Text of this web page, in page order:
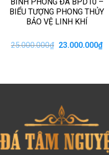
BIỂU TƯỢNG PHONG THỦY
BẢO VỆ LINH KHÍ
25.000.000₫ Giá
23.000.000₫Giá